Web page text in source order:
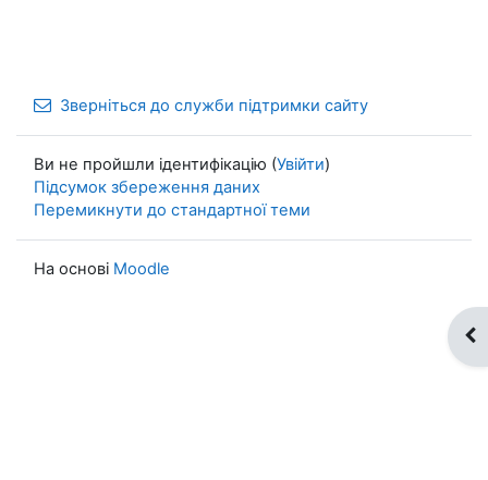
Зверніться до служби підтримки сайту
Ви не пройшли ідентифікацію (Увійти)
Підсумок збереження даних
Перемикнути до стандартної теми
На основі Moodle